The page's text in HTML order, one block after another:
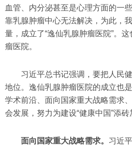
血管、内分泌甚至是心理方面的一
靠乳腺肿瘤中心无法解决，为此，
量，成立了“逸仙乳腺肿瘤医院”。
瘤医院。
习近平总书记强调，要把人民
地位。逸仙乳腺肿瘤医院的成立也
学术前沿、面向国家重大战略需求
会发展，努力为建设“健康中国”添砖
面向国家重大战略需求。 习近